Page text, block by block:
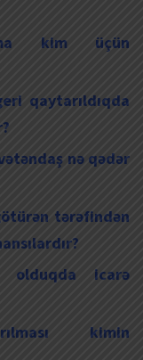
kim üçün
qaytarıldıqda
nə qədər
tərəfindən
olduqda icarə
kimin